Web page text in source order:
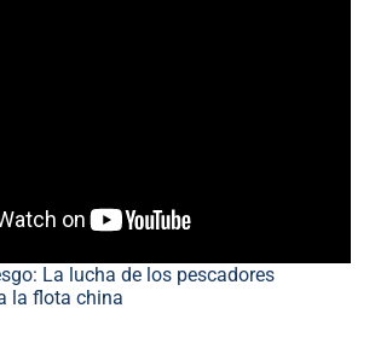
La lucha de los pescadores
la flota china